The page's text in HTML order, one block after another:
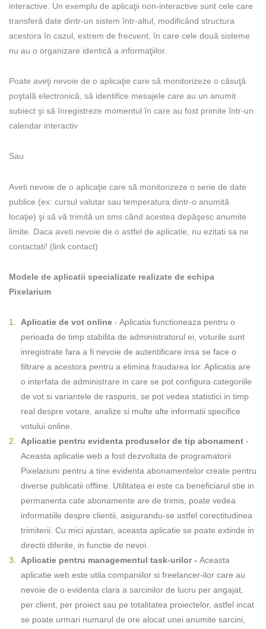
interactive. Un exemplu de aplicaţii non-interactive sunt cele care
transferă date dintr-un sistem într-altul, modificând structura
acestora în cazul, extrem de frecvent, în care cele două sisteme
nu au o organizare identică a informaţiilor.
Poate aveţi nevoie de o aplicaţie care să monitorizeze o căsuţă
poştală electronică, să identifice mesajele care au un anumit
subiect şi să înregistreze momentul în care au fost primite într-un
calendar interactiv
Sau
Aveti nevoie de o aplicaţie care să monitorizeze o serie de date
publice (ex: cursul valutar sau temperatura dintr-o anumită
locaţie) şi să vă trimită un sms când acestea depăşesc anumite
limite. Daca aveti nevoie de o astfel de aplicatie, nu ezitati sa ne
contactati! (link contact)
Modele de aplicatii specializate realizate de echipa
Pixelarium
Aplicatie de vot online - Aplicatia functioneaza pentru o
perioada de timp stabilita de administratorul ei, voturile sunt
inregistrate fara a fi nevoie de autentificare insa se face o
filtrare a acestora pentru a elimina fraudarea lor. Aplicatia are
o interfata de administrare in care se pot configura categoriile
de vot si variantele de raspuns, se pot vedea statistici in timp
real despre votare, analize si multe alte informatii specifice
votului online.
Aplicatie pentru evidenta produselor de tip abonament -
Aceasta aplicatie web a fost dezvoltata de programatorii
Pixelarium pentru a tine evidenta abonamentelor create pentru
diverse publicatii offline. Utilitatea ei este ca beneficiarul stie in
permanenta cate abonamente are de trimis, poate vedea
informatiile despre clientii, asigurandu-se astfel corectitudinea
trimiterii. Cu mici ajustari, aceasta aplicatie se poate extinde in
directii diferite, in functie de nevoi.
Aplicatie pentru managementul task-urilor -Aceasta
aplicatie web este utila companiilor si freelancer-ilor care au
nevoie de o evidenta clara a sarcinilor de lucru per angajat,
per client, per proiect sau pe totalitatea proiectelor, astfel incat
se poate urmari numarul de ore alocat unei anumite sarcini,